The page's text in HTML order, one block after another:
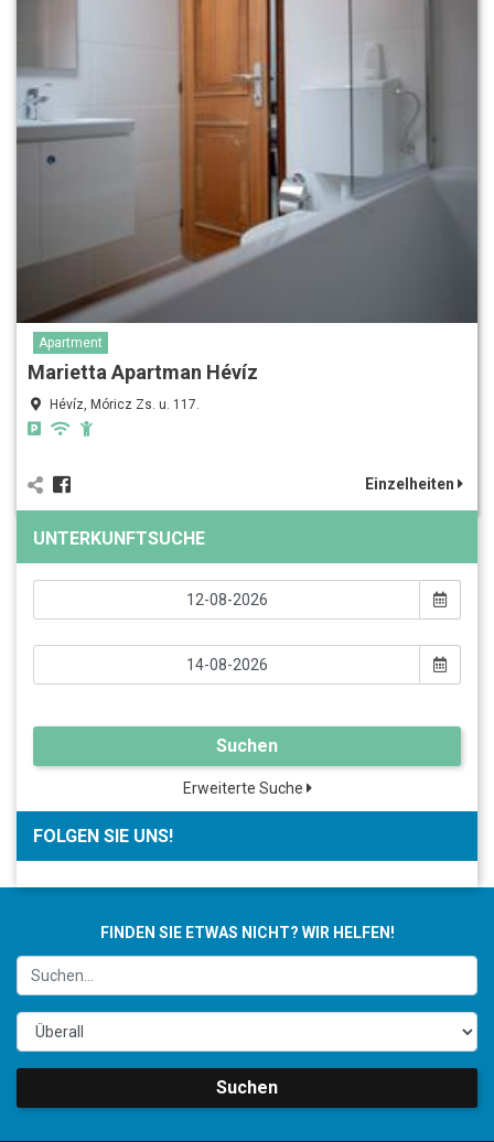
Apartment
Marietta Apartman Hévíz
Hévíz, Móricz Zs. u. 117.
Einzelheiten
UNTERKUNFTSUCHE
Suchen
Erweiterte Suche
FOLGEN SIE UNS!
FINDEN SIE ETWAS NICHT? WIR HELFEN!
Suchen